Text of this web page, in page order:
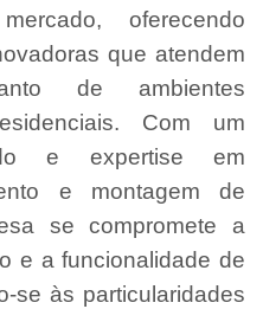
oferecendo
que atendem
de ambientes
Com um
e expertise em
e montagem de
se compromete a
e a funcionalidade de
se às particularidades